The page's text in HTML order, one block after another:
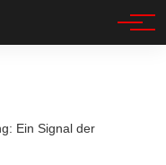
Ein Signal der